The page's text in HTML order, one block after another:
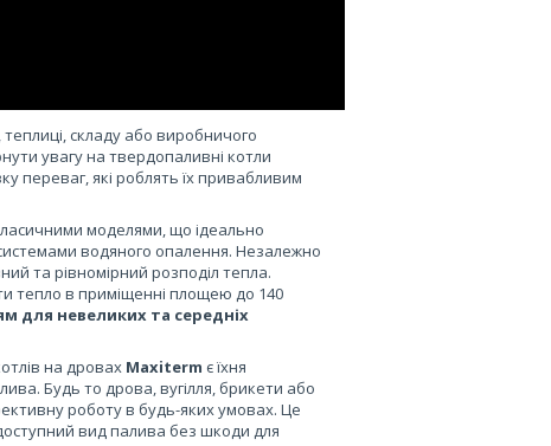
складу або виробничого
увагу на твердопаливні котли
переваг, які роблять їх привабливим
моделями, що ідеально
водяного опалення. Незалежно
та рівномірний розподіл тепла.
тепло в приміщенні площею до 140
для невеликих та середніх
на дровах Maxiterm є їхня
Будь то дрова, вугілля, брикети або
роботу в будь-яких умовах. Це
вид палива без шкоди для